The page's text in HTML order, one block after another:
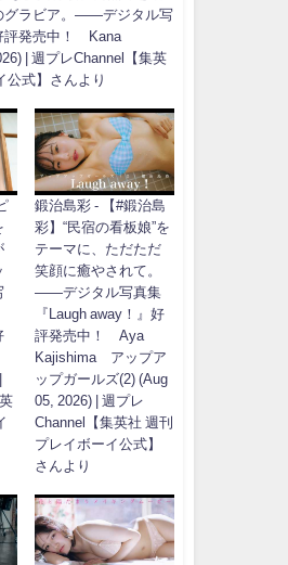
グラビア。――デジタル写
評発売中！ Kana
| 週プレChannel【集英
公式】さんより
鍛治島彩 - 【#鍛治島
彩】“民宿の看板娘”を
テーマに、ただただ
笑顔に癒やされて。
――デジタル写真集
『Laugh away！』好
評発売中！ Aya
Kajishima アップア
ップガールズ(2) (Aug
05, 2026) | 週プレ
Channel【集英社 週刊
プレイボーイ公式】
さんより